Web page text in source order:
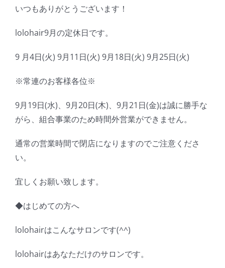
いつもありがとうございます！
lolohair9月の定休日です。
9 月4日(火) 9月11日(火) 9月18日(火) 9月25日(火)
※常連のお客様各位※
9月19日(水)、9月20日(木)、9月21日(金)は誠に勝手な
がら、組合事業のため時間外営業ができません。
通常の営業時間で閉店になりますのでご注意くださ
い。
宜しくお願い致します。
◆はじめての方へ
lolohairはこんなサロンです(^^)
lolohairはあなただけのサロンです。